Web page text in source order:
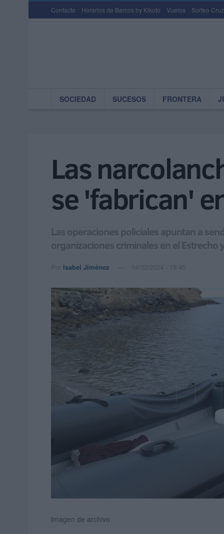
Contacto Horarios de Barcos by Kikoto Vuelos Sorteo
SOCIEDAD SUCESOS FRONTERA
Las
se 'fabrican'
Las operaciones policiales apuntan a
organizaciones criminales en el Estrecho
Por Isabel Jiménez 14/02/2024 - 19:45
Imagen de archivo